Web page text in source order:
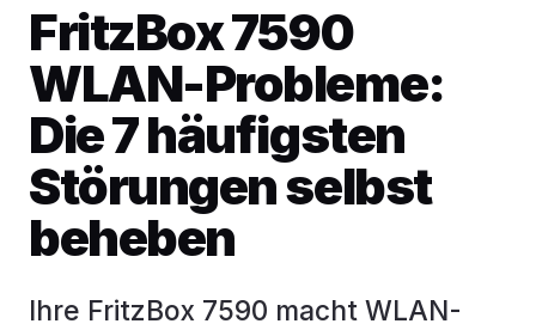
FritzBox 7590
WLAN-Probleme:
Die 7 häufigsten
Störungen selbst
beheben
Ihre FritzBox 7590 macht WLAN-